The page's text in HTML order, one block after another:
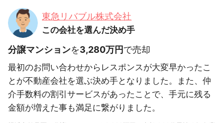
東急リバブル株式会社
この会社を選んだ決め手
分譲マンションを3,280万円で売却
最初のお問い合わせからレスポンスが大変早かったこ
とが不動産会社を選ぶ決め手となりました。また、仲
介手数料の割引サービスがあったことで、手元に残る
金額が増えた事も満足に繋がりました。